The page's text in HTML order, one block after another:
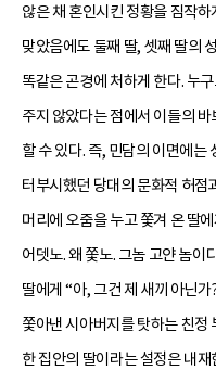
않은 채 혼인시킨 정황을 짐작
맞았음에도 둘째 딸, 셋째 딸의
똑같은 곤경에 처하게 한다. 누
주지 않았다는 점에서 이들의
할 수 있다. 즉, 민담의 이면에
터부시했던 당대의 문화적 허점
머리에 오줌을 누고 쫓겨 온 딸
어뎃노. 왜 쫓노. 그놈 고얀 놈이
딸에게 “아, 그건 제 새끼 아닌
쫓아낸 시아버지를 탓하는 친정
한 집안의 딸이라는 설정은 내